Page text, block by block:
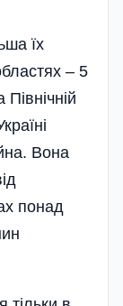
їх
– 5
Вона
понад